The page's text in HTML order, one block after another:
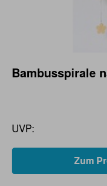
Bambusspirale
UVP:
Zum